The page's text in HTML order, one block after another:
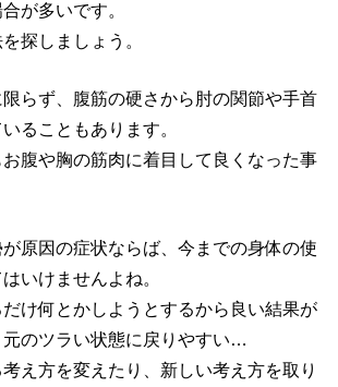
が多いです。
探しましょう。
らず、腹筋の硬さから肘の関節や手首
ることもあります。
腹や胸の筋肉に着目して良くなった事
原因の症状ならば、今までの身体の使
いけませんよね。
け何とかしようとするから良い結果が
のツラい状態に戻りやすい…
え方を変えたり、新しい考え方を取り